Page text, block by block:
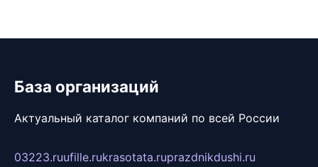
База организаций
Актуальный каталог компаний по всей России
03223.ruufille.rukrasotata.ruprazdnikdushi.ru